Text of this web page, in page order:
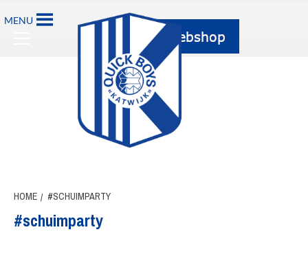
naar
MENU
Primary
HOME #SCHUIMPARTY
#schuimparty